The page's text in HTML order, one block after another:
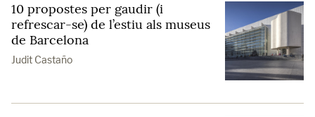
10 propostes per gaudir (i
refrescar-se) de l’estiu als museus
de Barcelona
Judit Castaño